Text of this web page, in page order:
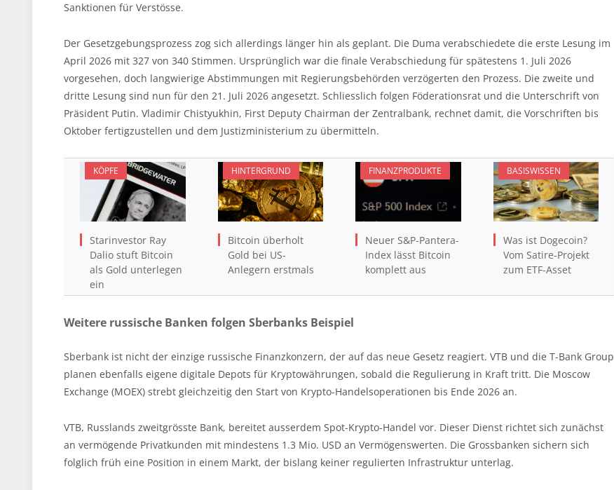
Sanktionen für Verstösse.
Der Gesetzgebungsprozess zog sich allerdings länger hin als geplant. Die Duma verabschiedete die erste Lesung im
April 2026 mit 327 von 340 Stimmen. Ursprünglich war die finale Verabschiedung für spätestens 1. Juli 2026
vorgesehen, doch langwierige Abstimmungen mit Regierungsbehörden verzögerten den Prozess. Die zweite und
dritte Lesung sind nun für den 21. Juli 2026 angesetzt. Schliesslich folgen Föderationsrat und die Unterschrift von
Präsident Putin. Vladimir Chistyukhin, First Deputy Chairman der Zentralbank, rechnet damit, die Vorschriften bis
Oktober fertigzustellen und dem Justizministerium zu übermitteln.
KÖPFE
Starinvestor Ray
Dalio stuft Bitcoin
als Gold unterlegen
ein
HINTERGRUND
Bitcoin überholt
Gold bei US-
Anlegern erstmals
FINANZPRODUKTE
Neuer S&P-Pantera-
Index lässt Bitcoin
komplett aus
BASISWISSEN
Was ist Dogecoin?
Vom Satire-Projekt
zum ETF-Asset
Weitere russische Banken folgen Sberbanks Beispiel
Sberbank ist nicht der einzige russische Finanzkonzern, der auf das neue Gesetz reagiert. VTB und die T-Bank Group
planen ebenfalls eigene digitale Depots für Kryptowährungen, sobald die Regulierung in Kraft tritt. Die Moscow
Exchange (MOEX) strebt gleichzeitig den Start von Krypto-Handelsoperationen bis Ende 2026 an.
VTB, Russlands zweitgrösste Bank, bereitet ausserdem Spot-Krypto-Handel vor. Dieser Dienst richtet sich zunächst
an vermögende Privatkunden mit mindestens 1.3 Mio. USD an Vermögenswerten. Die Grossbanken sichern sich
folglich früh eine Position in einem Markt, der bislang keiner regulierten Infrastruktur unterlag.